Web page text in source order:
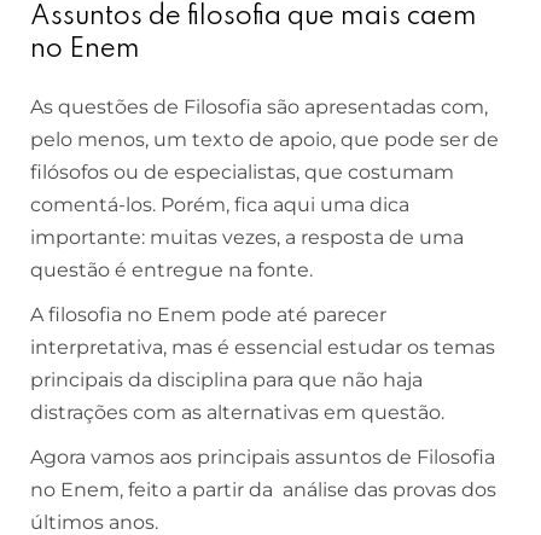
Assuntos de filosofia que mais caem
no Enem
As questões de Filosofia são apresentadas com,
pelo menos, um texto de apoio, que pode ser de
filósofos ou de especialistas, que costumam
comentá-los. Porém, fica aqui uma dica
importante: muitas vezes, a resposta de uma
questão é entregue na fonte.
A filosofia no Enem pode até parecer
interpretativa, mas é essencial estudar os temas
principais da disciplina para que não haja
distrações com as alternativas em questão.
Agora vamos aos principais assuntos de Filosofia
no Enem, feito a partir da análise das provas dos
últimos anos.